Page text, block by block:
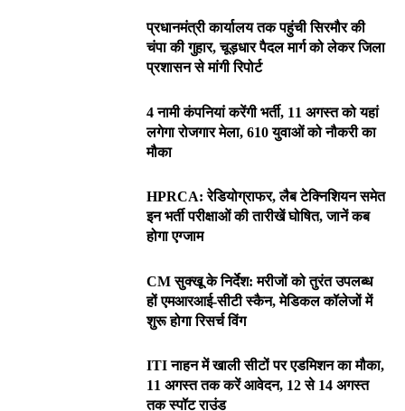
प्रधानमंत्री कार्यालय तक पहुंची सिरमौर की
चंपा की गुहार, चूड़धार पैदल मार्ग को लेकर जिला
प्रशासन से मांगी रिपोर्ट
4 नामी कंपनियां करेंगी भर्ती, 11 अगस्त को यहां
लगेगा रोजगार मेला, 610 युवाओं को नौकरी का
मौका
HPRCA: रेडियोग्राफर, लैब टेक्निशियन समेत
इन भर्ती परीक्षाओं की तारीखें घोषित, जानें कब
होगा एग्जाम
CM सुक्खू के निर्देश: मरीजों को तुरंत उपलब्ध
हों एमआरआई-सीटी स्कैन, मेडिकल कॉलेजों में
शुरू होगा रिसर्च विंग
ITI नाहन में खाली सीटों पर एडमिशन का मौका,
11 अगस्त तक करें आवेदन, 12 से 14 अगस्त
तक स्पॉट राउंड